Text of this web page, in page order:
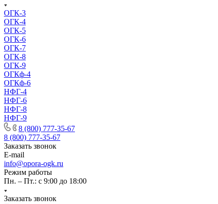
ОГК-3
ОГК-4
ОГК-5
ОГК-6
ОГК-7
ОГК-8
ОГК-9
ОГКф-4
ОГКф-6
НФГ-4
НФГ-6
НФГ-8
НФГ-9
8 (800) 777-35-67
8 (800) 777-35-67
Заказать звонок
E-mail
info@opora-ogk.ru
Режим работы
Пн. – Пт.: с 9:00 до 18:00
Заказать звонок